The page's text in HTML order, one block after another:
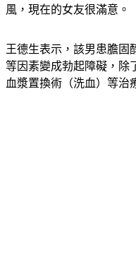
風，現在的女友很滿意。
王德生表示，該男患膽固
等因素變成勃起障礙，除
血漿置換術（洗血）等治